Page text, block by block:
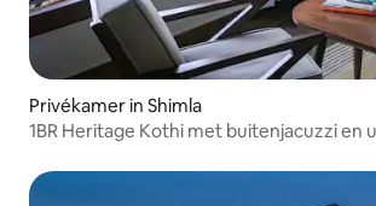
Privékamer in Shimla
1BR Heritage Kothi met buitenjacuzzi en